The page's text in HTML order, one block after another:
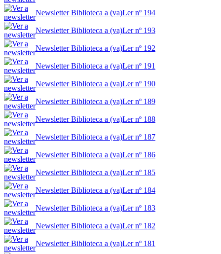
Newsletter Biblioteca a (va)Ler nº 194
Newsletter Biblioteca a (va)Ler nº 193
Newsletter Biblioteca a (va)Ler nº 192
Newsletter Biblioteca a (va)Ler nº 191
Newsletter Biblioteca a (va)Ler nº 190
Newsletter Biblioteca a (va)Ler nº 189
Newsletter Biblioteca a (va)Ler nº 188
Newsletter Biblioteca a (va)Ler nº 187
Newsletter Biblioteca a (va)Ler nº 186
Newsletter Biblioteca a (va)Ler nº 185
Newsletter Biblioteca a (va)Ler nº 184
Newsletter Biblioteca a (va)Ler nº 183
Newsletter Biblioteca a (va)Ler nº 182
Newsletter Biblioteca a (va)Ler nº 181